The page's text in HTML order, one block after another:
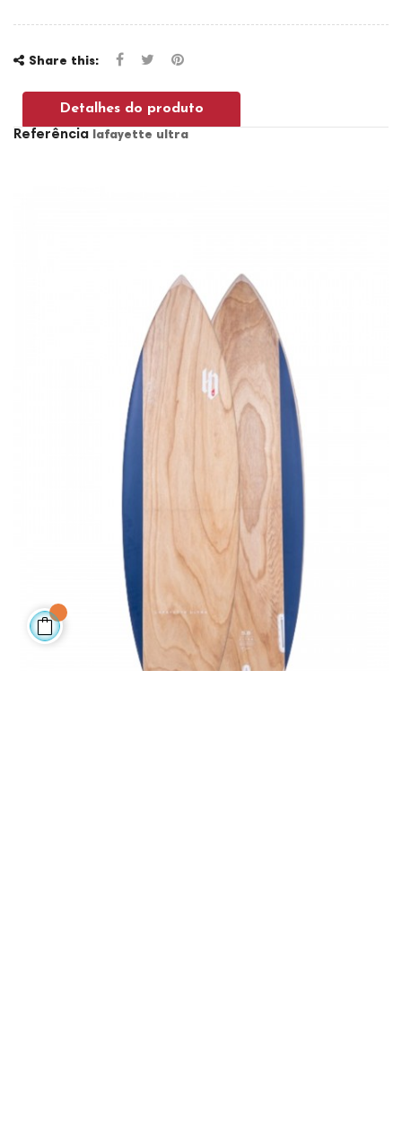
Share this:
Detalhes do produto
Referência lafayette ultra